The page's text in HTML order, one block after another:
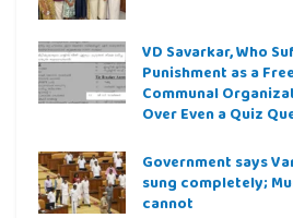
VD Savarkar, Who
Punishment as a
Communal
Over Even a Quiz
Government says
sung completely;
cannot